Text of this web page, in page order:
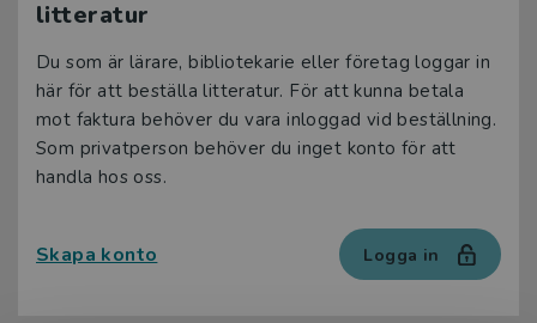
litteratur
Du som är lärare, bibliotekarie eller företag loggar in
här för att beställa litteratur. För att kunna betala
mot faktura behöver du vara inloggad vid beställning.
Som privatperson behöver du inget konto för att
handla hos oss.
Skapa konto Logga in